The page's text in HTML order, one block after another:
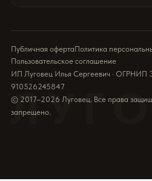
Публичная офертаПолитика
Пользовательское соглашение
ИП Луговец Илья Сергеевич · ОГРНИП
910526245847
© 2017–2026 Луговец. Все права
запрещено.